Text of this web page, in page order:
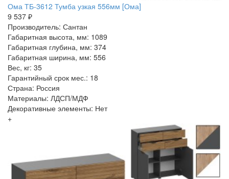
Ома ТБ-3612 Тумба узкая 556мм [Ома]
9 537 ₽
Производитель: Сантан
Габаритная высота, мм: 1089
Габаритная глубина, мм: 374
Габаритная ширина, мм: 556
Вес, кг: 35
Гарантийный срок мес.: 18
Страна: Россия
Материалы: ЛДСП/МДФ
Декоративные элементы: Нет
+